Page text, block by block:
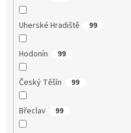
Uherské Hradiště 99
Hodonín 99
Český Těšín 99
Břeclav 99